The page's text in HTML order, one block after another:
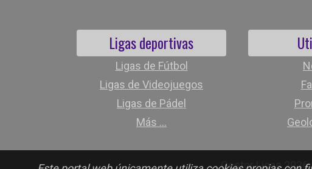
Ligas deportivas
Ligas de Fútbol
Ligas de Videojuegos
Ligas de Pádel
Más ...
Gestor Ligas